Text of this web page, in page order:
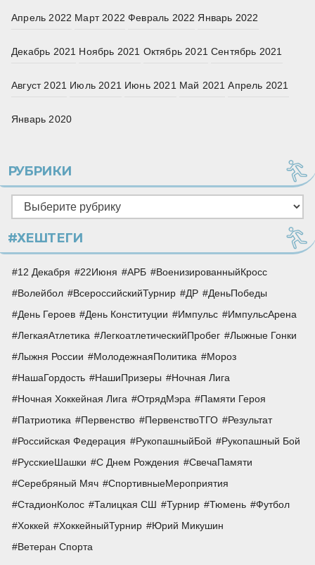
Апрель 2022 Март 2022 Февраль 2022 Январь 2022
Декабрь 2021 Ноябрь 2021 Октябрь 2021 Сентябрь 2021
Август 2021 Июль 2021 Июнь 2021 Май 2021 Апрель 2021
Январь 2020
РУБРИКИ
Рубрики
#ХЕШТЕГИ
12 Декабря 22Июня АРБ
ВоенизированныйКросс
Волейбол
ВсероссийскийТурнир ДР
ДеньПобеды
День Героев
День Конституции Импульс
ИмпульсАрена
ЛегкаяАтлетика
ЛегкоатлетическийПробег
Лыжные Гонки
Лыжня России
МолодежнаяПолитика
Мороз
НашаГордость
НашиПризеры
Ночная Лига
Ночная Хоккейная Лига
ОтрядМэра
Памяти Героя
Патриотика
Первенство ПервенствоТГО
Результат
Российская Федерация
РукопашныйБой
Рукопашный Бой
РусскиеШашки
С Днем Рождения
СвечаПамяти
Серебряный Мяч
СпортивныеМероприятия
СтадионКолос
Талицкая СШ Турнир Тюмень
Футбол
Хоккей
ХоккейныйТурнир
Юрий Микушин
Ветеран Спорта